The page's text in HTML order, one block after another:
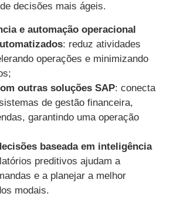
decisões mais ágeis.
e automação operacional
: reduz atividades
operações e minimizando
outras soluções SAP: conecta
de gestão financeira,
garantindo uma operação
baseada em inteligência
preditivos ajudam a
e a planejar a melhor
modais.